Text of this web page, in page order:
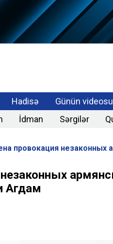
Hadisə Günün videosu
İdman Sərgilər
провокация незаконных
Агдам